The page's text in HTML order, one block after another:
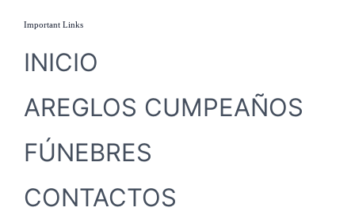
Important Links
INICIO
AREGLOS CUMPEAÑOS
FÚNEBRES
CONTACTOS